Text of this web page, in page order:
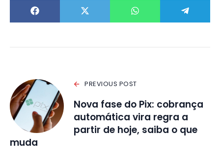
PREVIOUS POST
Nova fase do Pix: cobrança
automática vira regra a
partir de hoje, saiba o que
muda